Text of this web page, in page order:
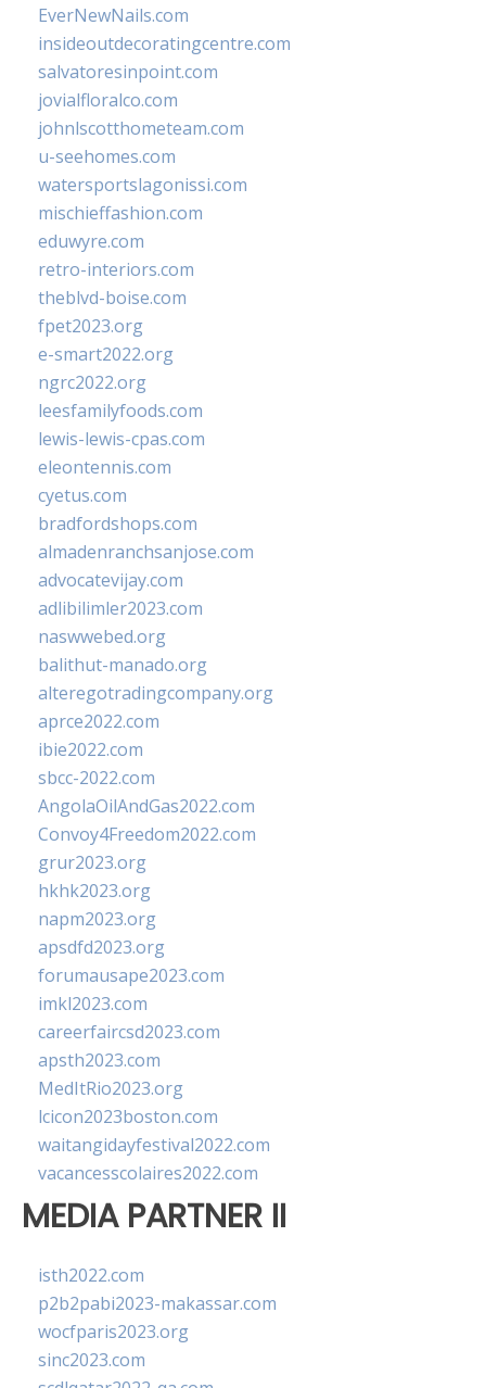
EverNewNails.com
insideoutdecoratingcentre.com
salvatoresinpoint.com
jovialfloralco.com
johnlscotthometeam.com
u-seehomes.com
watersportslagonissi.com
mischieffashion.com
eduwyre.com
retro-interiors.com
theblvd-boise.com
fpet2023.org
e-smart2022.org
ngrc2022.org
leesfamilyfoods.com
lewis-lewis-cpas.com
eleontennis.com
cyetus.com
bradfordshops.com
almadenranchsanjose.com
advocatevijay.com
adlibilimler2023.com
naswwebed.org
balithut-manado.org
alteregotradingcompany.org
aprce2022.com
ibie2022.com
sbcc-2022.com
AngolaOilAndGas2022.com
Convoy4Freedom2022.com
grur2023.org
hkhk2023.org
napm2023.org
apsdfd2023.org
forumausape2023.com
imkl2023.com
careerfaircsd2023.com
apsth2023.com
MedItRio2023.org
lcicon2023boston.com
waitangidayfestival2022.com
vacancesscolaires2022.com
MEDIA PARTNER II
isth2022.com
p2b2pabi2023-makassar.com
wocfparis2023.org
sinc2023.com